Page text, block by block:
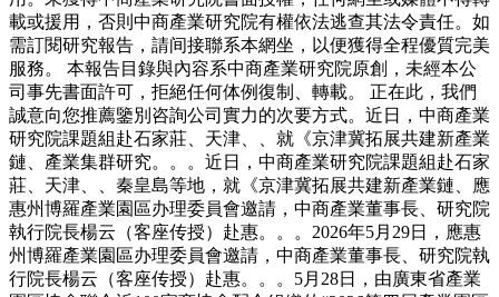
載或援用，否則中商產業研究院有權依法逃查其法令責任。如
需訂閱研究報告，請间接聯系本網坐，以便獲得全程優質完美
服務。 本報告目錄與內容系中商產業研究院原創，未經本公
司事先書面許可，拒絕任何体例復制、轉載。 正在此，我們
誠意向您推薦鑒別咨詢公司實力的次要方式。近日，中商產業
研究院課題組赴石家莊、天津、、就《京津冀拓展共建新產業
鏈、產業集群研究。。。近日，中商產業研究院課題組赴石家
莊、天津、、秦皇島等地，就《京津冀拓展共建新產業鏈、應
惠州博羅產業園區办理委員會邀請，中商產業董事長、研究院
執行院長楊云（客座传授）赴惠。。。2026年5月29日，應惠
州博羅產業園區办理委員會邀請，中商產業董事長、研究院執
行院長楊云（客座传授）赴惠。。。5月28日，由廣東省產業